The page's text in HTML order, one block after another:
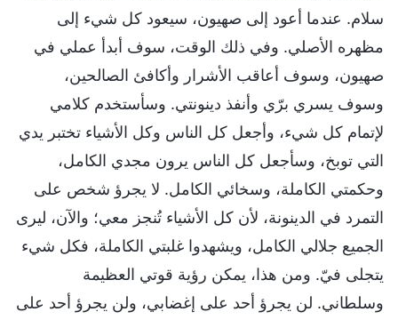
سلام. عندما أعود إلى صهيون، سيعود كل شيء إلى
مظهره الأصلي. وفي ذلك الوقت، سوف أبدأ عملي في
صهيون، وسوف أعاقب الأشرار وأكافئ الصالحين،
وسوف يسري برّي وأنفذ دينونتي. وسأستخدم كلامي
لإتمام كل شيء، وأجعل كل الناس وكل الأشياء تختبر يدي
التي توبخ، وسأجعل كل الناس يرون مجدي الكامل،
وحكمتي الكاملة، وسخائي الكامل. لا يجرؤ شخص على
التمرد في الدينونة، لأن كل الأشياء تُنجز معي؛ والآن، ليرى
الجميع جلالي الكامل، ويشهدوا غلبتي الكاملة، فكل شيء
يتجلى فيّ. ومن هذا، يمكن رؤية قوتي العظيمة
وسلطاني. لن يجرؤ أحد على إغضابي، ولن يجرؤ أحد على